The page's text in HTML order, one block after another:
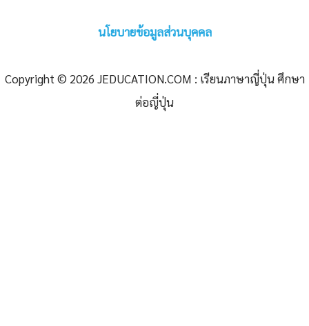
นโยบายข้อมูลส่วนบุคคล
Copyright © 2026 JEDUCATION.COM : เรียนภาษาญี่ปุ่น ศึกษา
ต่อญี่ปุ่น